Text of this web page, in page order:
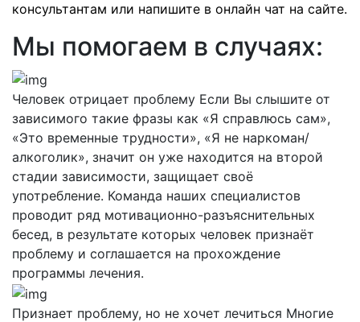
консультантам или напишите в онлайн чат на сайте.
Мы помогаем в случаях:
Человек отрицает проблему Если Вы слышите от
зависимого такие фразы как «Я справлюсь сам»,
«Это временные трудности», «Я не наркоман/
алкоголик», значит он уже находится на второй
стадии зависимости, защищает своё
употребление. Команда наших специалистов
проводит ряд мотивационно-разъяснительных
бесед, в результате которых человек признаёт
проблему и соглашается на прохождение
программы лечения.
Признает проблему, но не хочет лечиться Многие